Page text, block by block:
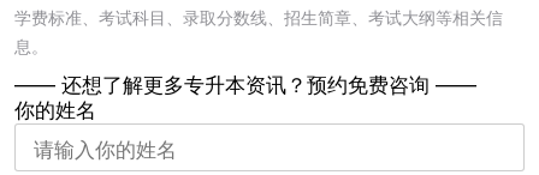
学费标准、考试科目、录取分数线、招生简章、考试大纲等相关信
息。
—— 还想了解更多专升本资讯？ 预约免费咨询 ——
你的姓名